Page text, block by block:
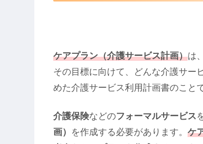
ケアプラン（介護サービス計画）は
その目標に向けて、どんな介護サー
めた介護サービス利用計画書のことで
介護保険などのフォーマルサービス
画） を作成する必要があります。 ケ